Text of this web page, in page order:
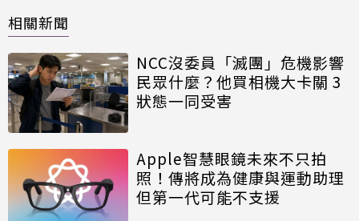
相關新聞
NCC沒委員「滅團」危機影響
民眾什麼？他買相機大卡關 3
狀態一同受害
Apple智慧眼鏡未來不只拍
照！傳將成為健康與運動助理
但第一代可能不支援